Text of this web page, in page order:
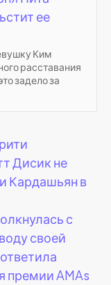
ее
Ким
расставания
задело за
Дисик не
Кардашьян в
с
своей
премии AMAs